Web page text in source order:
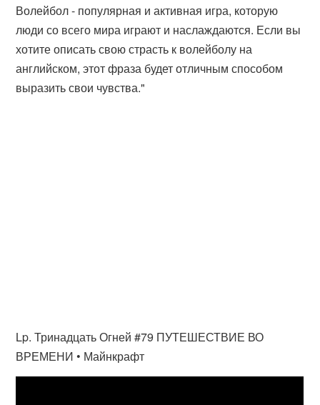
Волейбол - популярная и активная игра, которую
люди со всего мира играют и наслаждаются. Если вы
хотите описать свою страсть к волейболу на
английском, этот фраза будет отличным способом
выразить свои чувства."
Lp. Тринадцать Огней #79 ПУТЕШЕСТВИЕ ВО
ВРЕМЕНИ • Майнкрафт